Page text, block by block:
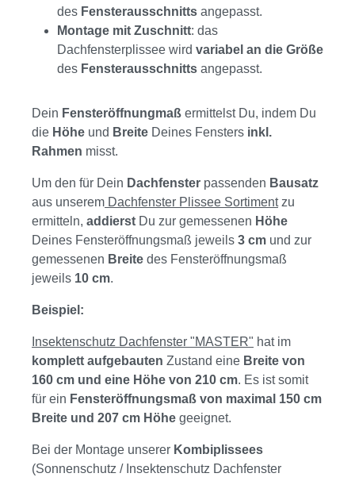
des Fensterausschnitts angepasst.
Montage mit Zuschnitt: das
Dachfensterplissee wird variabel an die Größe
des Fensterausschnitts angepasst.
Dein Fensteröffnungmaß ermittelst Du, indem Du
die Höhe und Breite Deines Fensters inkl.
Rahmen misst.
Um den für Dein Dachfenster passenden Bausatz
aus unserem Dachfenster Plissee Sortimentzu
ermitteln, addierst Du zur gemessenen Höhe
Deines Fensteröffnungsmaß jeweils 3 cm und zur
gemessenen Breite des Fensteröffnungsmaß
jeweils 10 cm.
Beispiel:
Insektenschutz Dachfenster "MASTER" hat im
komplett aufgebauten Zustand eine Breite von
160 cm und eine Höhe von 210 cm. Es ist somit
für ein Fensteröffnungsmaß von maximal 150 cm
Breite und 207 cm Höhe geeignet.
Bei der Montage unserer Kombiplissees
(Sonnenschutz / Insektenschutz Dachfenster